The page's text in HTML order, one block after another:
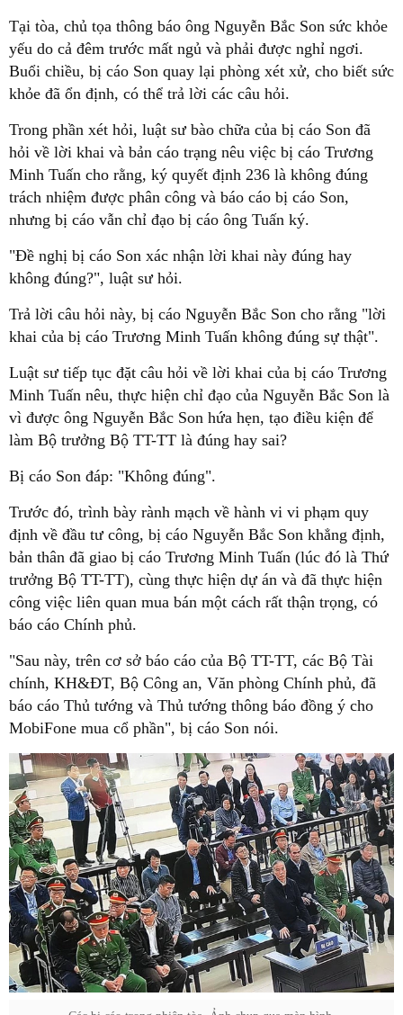
Tại tòa, chủ tọa thông báo ông Nguyễn Bắc Son sức khỏe
yếu do cả đêm trước mất ngủ và phải được nghỉ ngơi.
Buổi chiều, bị cáo Son quay lại phòng xét xử, cho biết sức
khỏe đã ổn định, có thể trả lời các câu hỏi.
Trong phần xét hỏi, luật sư bào chữa của bị cáo Son đã
hỏi về lời khai và bản cáo trạng nêu việc bị cáo Trương
Minh Tuấn cho rằng, ký quyết định 236 là không đúng
trách nhiệm được phân công và báo cáo bị cáo Son,
nhưng bị cáo vẫn chỉ đạo bị cáo ông Tuấn ký.
"Đề nghị bị cáo Son xác nhận lời khai này đúng hay
không đúng?", luật sư hỏi.
Trả lời câu hỏi này, bị cáo Nguyễn Bắc Son cho rằng "lời
khai của bị cáo Trương Minh Tuấn không đúng sự thật".
Luật sư tiếp tục đặt câu hỏi về lời khai của bị cáo Trương
Minh Tuấn nêu, thực hiện chỉ đạo của Nguyễn Bắc Son là
vì được ông Nguyễn Bắc Son hứa hẹn, tạo điều kiện để
làm Bộ trưởng Bộ TT-TT là đúng hay sai?
Bị cáo Son đáp: "Không đúng".
Trước đó, trình bày rành mạch về hành vi vi phạm quy
định về đầu tư công, bị cáo Nguyễn Bắc Son khẳng định,
bản thân đã giao bị cáo Trương Minh Tuấn (lúc đó là Thứ
trưởng Bộ TT-TT), cùng thực hiện dự án và đã thực hiện
công việc liên quan mua bán một cách rất thận trọng, có
báo cáo Chính phủ.
"Sau này, trên cơ sở báo cáo của Bộ TT-TT, các Bộ Tài
chính, KH&ĐT, Bộ Công an, Văn phòng Chính phủ, đã
báo cáo Thủ tướng và Thủ tướng thông báo đồng ý cho
MobiFone mua cổ phần", bị cáo Son nói.